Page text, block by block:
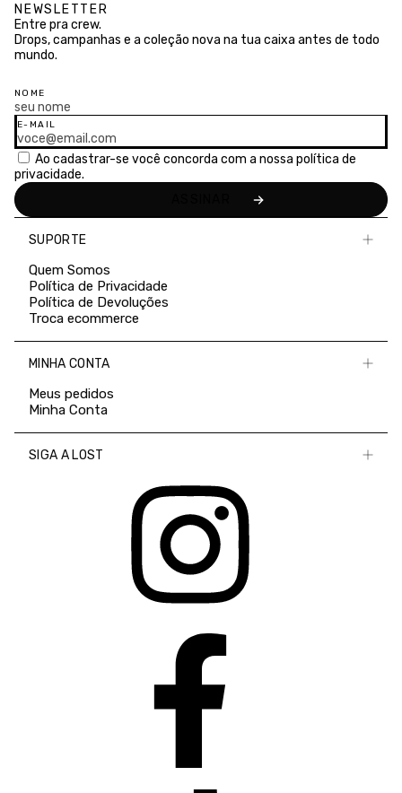
NEWSLETTER
Entre pra crew.
Drops, campanhas e a coleção nova na tua caixa antes de todo
mundo.
NOME
E-MAIL
Ao cadastrar-se você concorda com a nossa política de
privacidade.
SUPORTE
Quem Somos
Política de Privacidade
Política de Devoluções
Troca ecommerce
MINHA CONTA
Meus pedidos
Minha Conta
SIGA A LOST